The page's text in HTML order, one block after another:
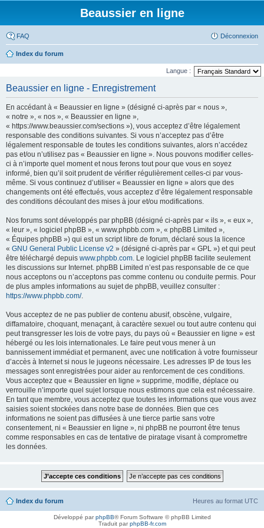
Beaussier en ligne
FAQ Déconnexion
Index du forum
Langue :
Beaussier en ligne - Enregistrement
En accédant à « Beaussier en ligne » (désigné ci-après par « nous »,
« notre », « nos », « Beaussier en ligne »,
« https://www.beaussier.com/sections »), vous acceptez d’être légalement
responsable des conditions suivantes. Si vous n’acceptez pas d’être
légalement responsable de toutes les conditions suivantes, alors n’accédez
pas et/ou n’utilisez pas « Beaussier en ligne ». Nous pouvons modifier celles-
ci à n’importe quel moment et nous ferons tout pour que vous en soyez
informé, bien qu’il soit prudent de vérifier régulièrement celles-ci par vous-
même. Si vous continuez d’utiliser « Beaussier en ligne » alors que des
changements ont été effectués, vous acceptez d’être légalement responsable
des conditions découlant des mises à jour et/ou modifications.
Nos forums sont développés par phpBB (désigné ci-après par « ils », « eux »,
« leur », « logiciel phpBB », « www.phpbb.com », « phpBB Limited »,
« Équipes phpBB ») qui est un script libre de forum, déclaré sous la licence
« GNU General Public License v2 » (désigné ci-après par « GPL ») et qui peut
être téléchargé depuis www.phpbb.com. Le logiciel phpBB facilite seulement
les discussions sur Internet. phpBB Limited n’est pas responsable de ce que
nous acceptons ou n’acceptons pas comme contenu ou conduite permis. Pour
de plus amples informations au sujet de phpBB, veuillez consulter :
https://www.phpbb.com/.
Vous acceptez de ne pas publier de contenu abusif, obscène, vulgaire,
diffamatoire, choquant, menaçant, à caractère sexuel ou tout autre contenu qui
peut transgresser les lois de votre pays, du pays où « Beaussier en ligne » est
hébergé ou les lois internationales. Le faire peut vous mener à un
bannissement immédiat et permanent, avec une notification à votre fournisseur
d’accès à Internet si nous le jugeons nécessaire. Les adresses IP de tous les
messages sont enregistrées pour aider au renforcement de ces conditions.
Vous acceptez que « Beaussier en ligne » supprime, modifie, déplace ou
verrouille n’importe quel sujet lorsque nous estimons que cela est nécessaire.
En tant que membre, vous acceptez que toutes les informations que vous avez
saisies soient stockées dans notre base de données. Bien que ces
informations ne soient pas diffusées à une tierce partie sans votre
consentement, ni « Beaussier en ligne », ni phpBB ne pourront être tenus
comme responsables en cas de tentative de piratage visant à compromettre
les données.
Index du forum Heures au format UTC
Développé parphpBB® Forum Software © phpBB Limited
Traduit parphpBB-fr.com